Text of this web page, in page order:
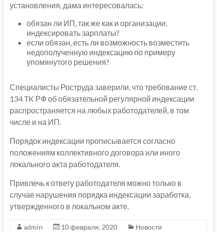
установления, дама интересовалась:
обязан ли ИП, так же как и организации,
индексировать зарплаты?
если обязан, есть ли возможность возместить
недополученную индексацию по примеру
упомянутого решения?
Специалисты Роструда заверили, что требование ст.
134 TK РФ об обязательной регулярной индексации
распространяется на любых работодателей, в том
числе и на ИП.
Порядок индексации прописывается согласно
положениям коллективного договора или иного
локального акта работодателя.
Привлечь к ответу работодателя можно только в
случае нарушения порядка индексации заработка,
утвержденного в локальном акте.
admin 10 февраля, 2020
Новости